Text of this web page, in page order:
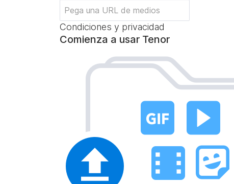
Condiciones y privacidad
Comienza a usar Tenor